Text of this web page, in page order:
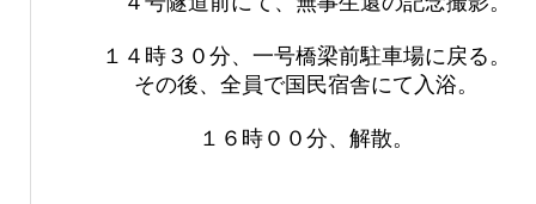
１４時３０分、一号橋梁前駐車場に戻る。
その後、全員で国民宿舎にて入浴。
１６時００分、解散。